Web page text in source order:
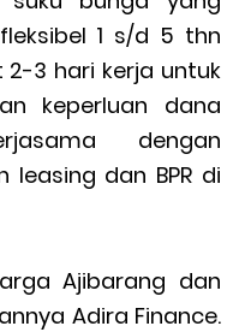
1 s/d 5 thn
3 hari kerja untuk
keperluan dana
dengan
leasing dan BPR di
Ajibarang dan
Adira Finance.